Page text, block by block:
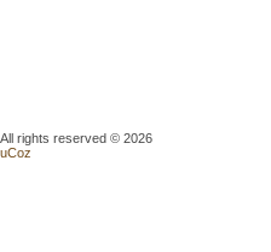
All rights reserved © 2026
uCoz